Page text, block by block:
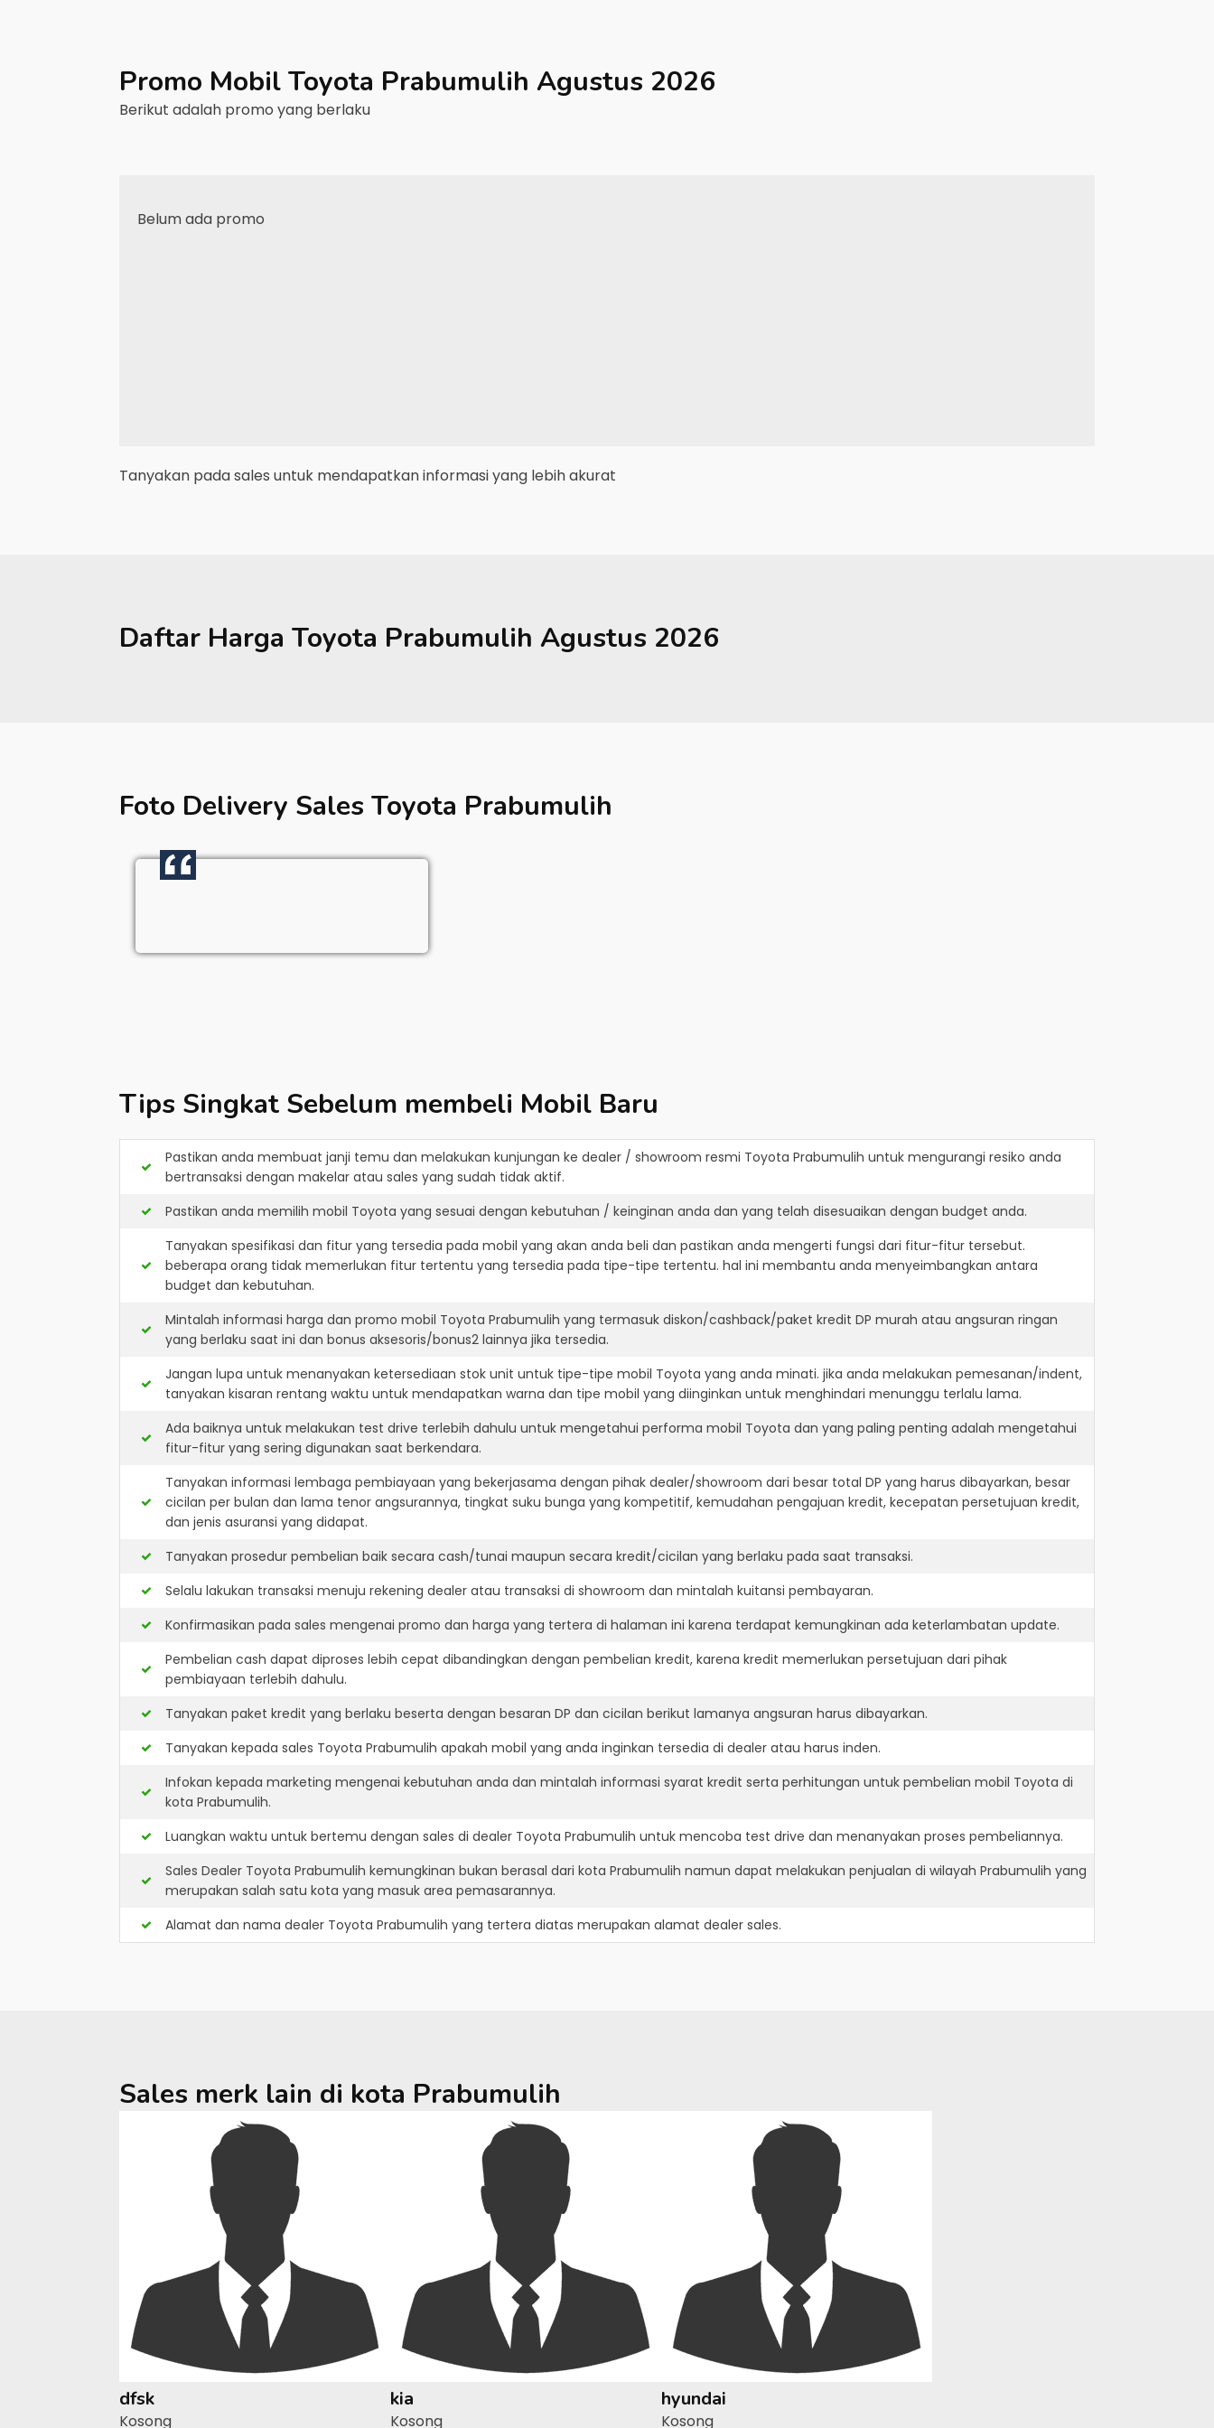
Promo MobilToyota Prabumulih Agustus 2026
Berikut adalah promo yang berlaku
Belum ada promo
Tanyakan pada sales untuk mendapatkan informasi yang lebih akurat
Daftar Harga Toyota Prabumulih Agustus 2026
Foto Delivery Sales Toyota Prabumulih
Tips Singkat Sebelum membeli Mobil Baru
Pastikan anda membuat janji temu dan melakukan kunjungan ke dealer / showroom resmi Toyota Prabumulih untuk mengurangi resiko anda
bertransaksi dengan makelar atau sales yang sudah tidak aktif.
Pastikan anda memilih mobil Toyota yang sesuai dengan kebutuhan / keinginan anda dan yang telah disesuaikan dengan budget anda.
Tanyakan spesifikasi dan fitur yang tersedia pada mobil yang akan anda beli dan pastikan anda mengerti fungsi dari fitur-fitur tersebut.
beberapa orang tidak memerlukan fitur tertentu yang tersedia pada tipe-tipe tertentu. hal ini membantu anda menyeimbangkan antara
budget dan kebutuhan.
Mintalah informasi harga dan promo mobil Toyota Prabumulih yang termasuk diskon/cashback/paket kredit DP murah atau angsuran ringan
yang berlaku saat ini dan bonus aksesoris/bonus2 lainnya jika tersedia.
Jangan lupa untuk menanyakan ketersediaan stok unit untuk tipe-tipe mobil Toyota yang anda minati. jika anda melakukan pemesanan/indent,
tanyakan kisaran rentang waktu untuk mendapatkan warna dan tipe mobil yang diinginkan untuk menghindari menunggu terlalu lama.
Ada baiknya untuk melakukan test drive terlebih dahulu untuk mengetahui performa mobil Toyota dan yang paling penting adalah mengetahui
fitur-fitur yang sering digunakan saat berkendara.
Tanyakan informasi lembaga pembiayaan yang bekerjasama dengan pihak dealer/showroom dari besar total DP yang harus dibayarkan, besar
cicilan per bulan dan lama tenor angsurannya, tingkat suku bunga yang kompetitif, kemudahan pengajuan kredit, kecepatan persetujuan kredit,
dan jenis asuransi yang didapat.
Tanyakan prosedur pembelian baik secara cash/tunai maupun secara kredit/cicilan yang berlaku pada saat transaksi.
Selalu lakukan transaksi menuju rekening dealer atau transaksi di showroom dan mintalah kuitansi pembayaran.
Konfirmasikan pada sales mengenai promo dan harga yang tertera di halaman ini karena terdapat kemungkinan ada keterlambatan update.
Pembelian cash dapat diproses lebih cepat dibandingkan dengan pembelian kredit, karena kredit memerlukan persetujuan dari pihak
pembiayaan terlebih dahulu.
Tanyakan paket kredit yang berlaku beserta dengan besaran DP dan cicilan berikut lamanya angsuran harus dibayarkan.
Tanyakan kepada sales Toyota Prabumulih apakah mobil yang anda inginkan tersedia di dealer atau harus inden.
Infokan kepada marketing mengenai kebutuhan anda dan mintalah informasi syarat kredit serta perhitungan untuk pembelian mobil Toyota di
kota Prabumulih.
Luangkan waktu untuk bertemu dengan sales di dealer Toyota Prabumulih untuk mencoba test drive dan menanyakan proses pembeliannya.
Sales Dealer Toyota Prabumulih kemungkinan bukan berasal dari kota Prabumulih namun dapat melakukan penjualan di wilayah Prabumulih yang
merupakan salah satu kota yang masuk area pemasarannya.
Alamat dan nama dealer Toyota Prabumulih yang tertera diatas merupakan alamat dealer sales.
Sales merk lain di kota Prabumulih
dfsk
Kosong
kia
Kosong
hyundai
Kosong